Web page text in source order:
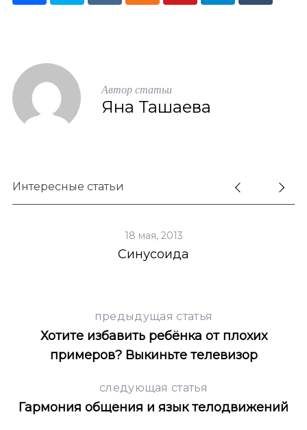
Автор статьи
Яна Ташаева
Интересные статьи
18 мая, 2013
Синусоида
предыдущая статья
Хотите избавить ребёнка от плохих
примеров? Выкиньте телевизор
следующая статья
Гармония общения и язык телодвижений
: